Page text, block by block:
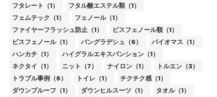
フタレート（1）
フタル酸エステル類（1）
フェムテック（1）
フェノール（1）
ファイヤーフラッシュ防止（1）
ビスフェノール類（1）
ビスフェノール（1）
バングラデシュ（6）
バイオマス（1）
ハンカチ（1）
ハイグラルエキスパンション（1）
ネクタイ（1）
ニット（7） ナイロン（1）
トルエン（3）
トラブル事例（6）
トイレ（1）
チクチク感（1）
ダウンプルーフ（1）
ダウンヒルスーツ（1）
タオル（1）